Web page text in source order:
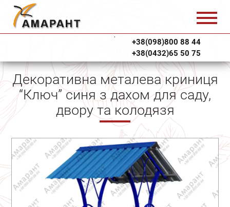
+38(098)800 88 44
+38(0432)65 50 75
Декоративна металева криниця
“Ключ” синя з дахом для саду,
двору та колодязя